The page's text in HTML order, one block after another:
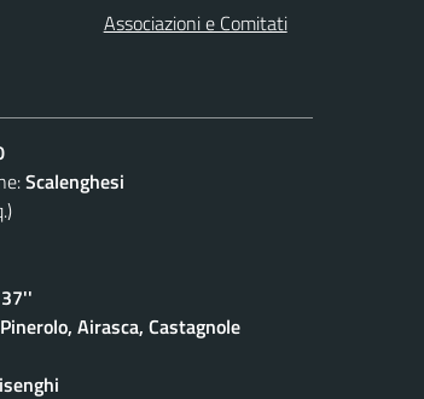
Associazioni e Comitati
Scalenghesi
Airasca, Castagnole